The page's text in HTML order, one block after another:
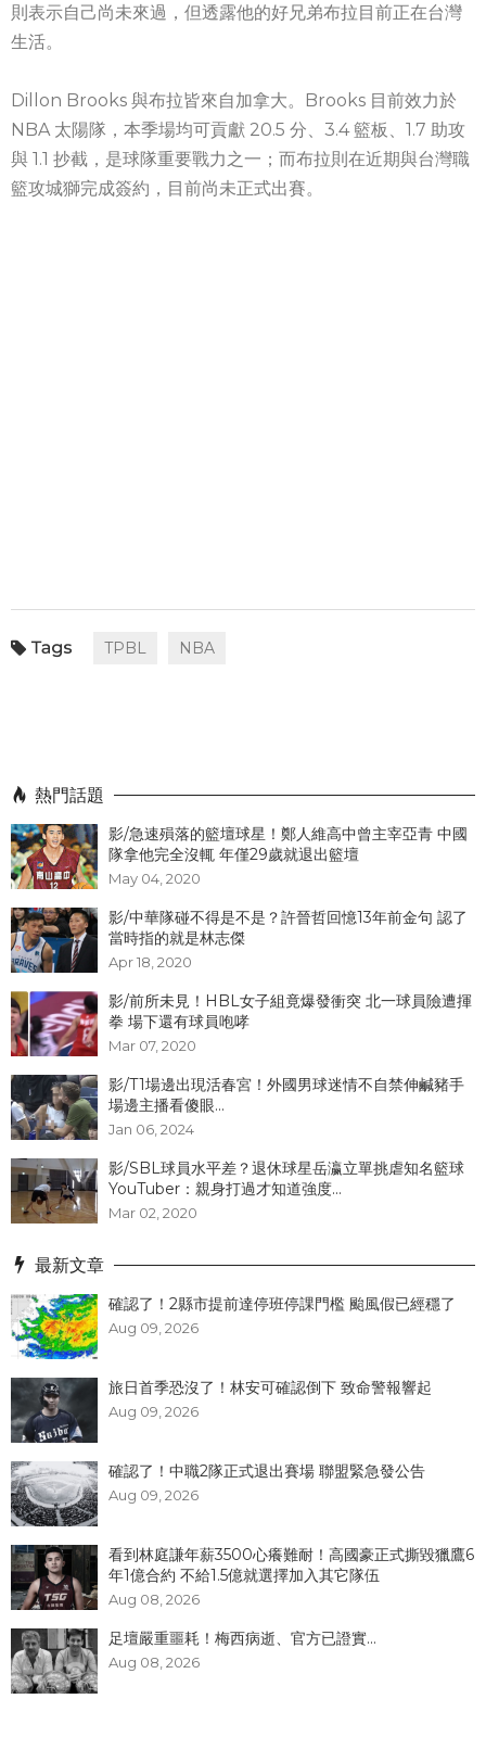
則表示自己尚未來過，但透露他的好兄弟布拉目前正在台灣
生活。
Dillon Brooks 與布拉皆來自加拿大。Brooks 目前效力於
NBA 太陽隊，本季場均可貢獻 20.5 分、3.4 籃板、1.7 助攻
與 1.1 抄截，是球隊重要戰力之一；而布拉則在近期與台灣職
籃攻城獅完成簽約，目前尚未正式出賽。
TPBL NBA
熱門話題
影/急速殞落的籃壇球星！鄭人維高中曾主宰亞青 中國
隊拿他完全沒輒 年僅29歲就退出籃壇
May 04, 2020
影/中華隊碰不得是不是？許晉哲回憶13年前金句 認了
當時指的就是林志傑
Apr 18, 2020
影/前所未見！HBL女子組竟爆發衝突 北一球員險遭揮
拳 場下還有球員咆哮
Mar 07, 2020
影/T1場邊出現活春宮！外國男球迷情不自禁伸鹹豬手
場邊主播看傻眼...
Jan 06, 2024
影/SBL球員水平差？退休球星岳瀛立單挑虐知名籃球
YouTuber：親身打過才知道強度...
Mar 02, 2020
最新文章
確認了！2縣市提前達停班停課門檻 颱風假已經穩了
Aug 09, 2026
旅日首季恐沒了！林安可確認倒下 致命警報響起
Aug 09, 2026
確認了！中職2隊正式退出賽場 聯盟緊急發公告
Aug 09, 2026
看到林庭謙年薪3500心癢難耐！高國豪正式撕毀獵鷹6
年1億合約 不給1.5億就選擇加入其它隊伍
Aug 08, 2026
足壇嚴重噩耗！梅西病逝、官方已證實...
Aug 08, 2026